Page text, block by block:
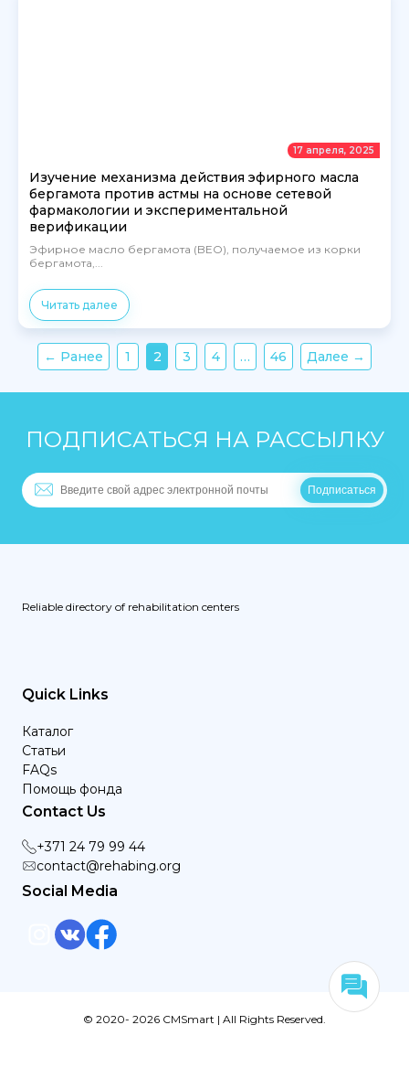
17 апреля, 2025
Изучение механизма действия эфирного масла
бергамота против астмы на основе сетевой
фармакологии и экспериментальной
верификации
Эфирное масло бергамота (BEO), получаемое из корки
бергамота,...
Читать далее
← Ранее 1 2 3 4 … 46 Далее →
ПОДПИСАТЬСЯ НА РАССЫЛКУ
Reliable directory of rehabilitation centers
Quick Links
Каталог
Статьи
FAQs
Помощь фонда
Contact Us
+371 24 79 99 44
contact@rehabing.org
Social Media
© 2020- 2026 CMSmart | All Rights Reserved.